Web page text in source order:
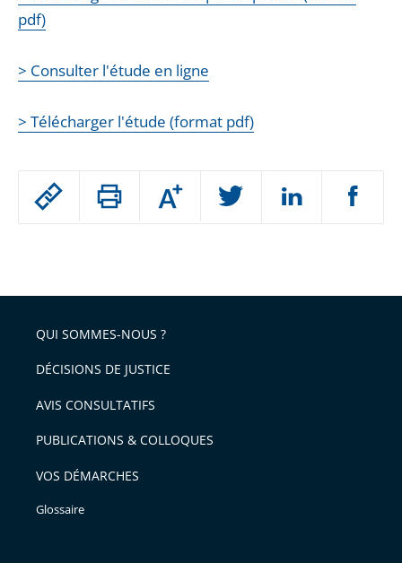
Passer
arriver
après
Augmenter
ou
l'article
pour
avant
pdf)
> Consulter l'étude en ligne
> Télécharger l'étude (format pdf)
QUI SOMMES-NOUS ?
DÉCISIONS DE JUSTICE
AVIS CONSULTATIFS
PUBLICATIONS & COLLOQUES
VOS DÉMARCHES
Glossaire